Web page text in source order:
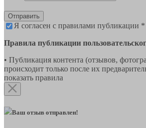
Отправить
Я согласен с правилами публикации *
Правила публикации
• Публикация контента (отзывов,
происходит только после их
показать правила
Ваш отзыв отправлен!